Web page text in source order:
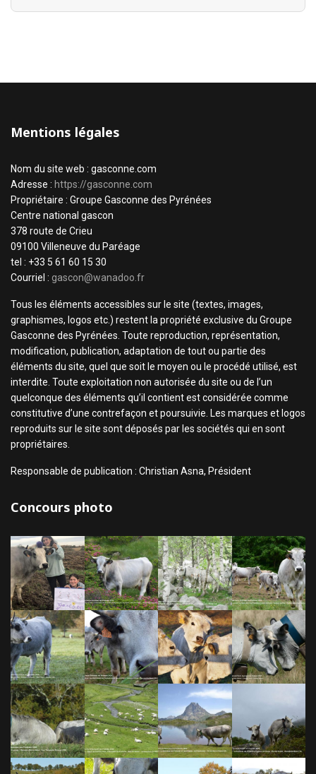
Mentions légales
Nom du site web : gasconne.com
Adresse : https://gasconne.com
Propriétaire : Groupe Gasconne des Pyrénées
Centre national gascon
378 route de Crieu
09100 Villeneuve du Paréage
tel : +33 5 61 60 15 30
Courriel : gascon@wanadoo.fr
Tous les éléments accessibles sur le site (textes, images,
graphismes, logos etc.) restent la propriété exclusive du Groupe
Gasconne des Pyrénées. Toute reproduction, représentation,
modification, publication, adaptation de tout ou partie des
éléments du site, quel que soit le moyen ou le procédé utilisé, est
interdite. Toute exploitation non autorisée du site ou de l’un
quelconque des éléments qu’il contient est considérée comme
constitutive d’une contrefaçon et poursuivie. Les marques et logos
reproduits sur le site sont déposés par les sociétés qui en sont
propriétaires.
Responsable de publication : Christian Asna, Président
Concours photo